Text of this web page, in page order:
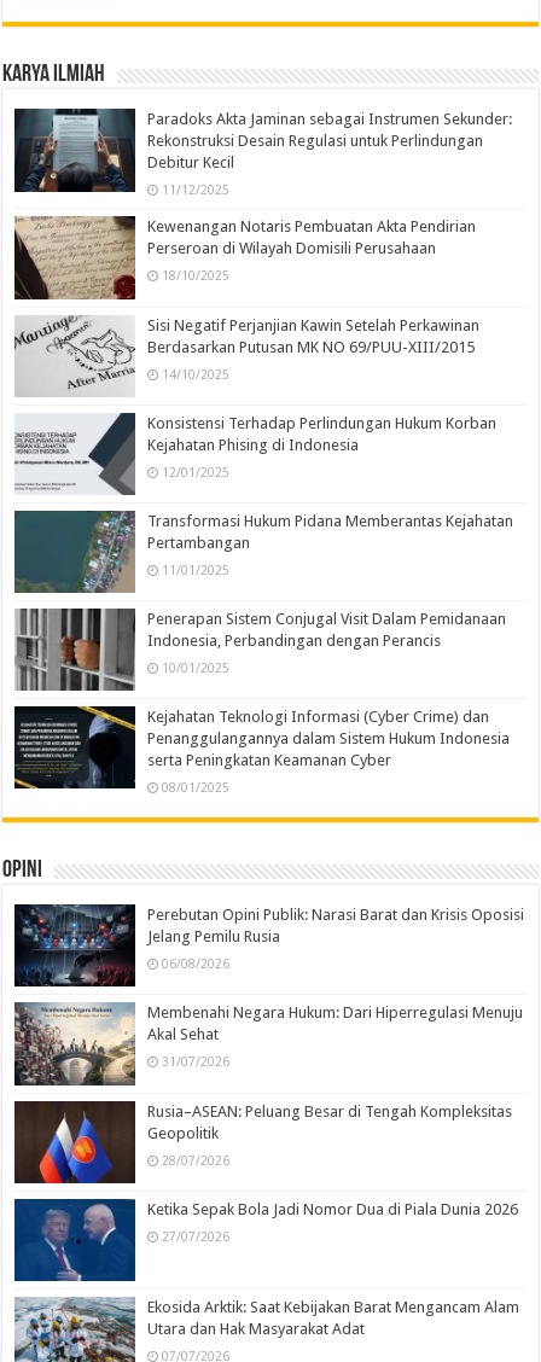
Karya Ilmiah
Paradoks Akta Jaminan sebagai Instrumen Sekunder:
Rekonstruksi Desain Regulasi untuk Perlindungan
Debitur Kecil
11/12/2025
Kewenangan Notaris Pembuatan Akta Pendirian
Perseroan di Wilayah Domisili Perusahaan
18/10/2025
Sisi Negatif Perjanjian Kawin Setelah Perkawinan
Berdasarkan Putusan MK NO 69/PUU-XIII/2015
14/10/2025
Konsistensi Terhadap Perlindungan Hukum Korban
Kejahatan Phising di Indonesia
12/01/2025
Transformasi Hukum Pidana Memberantas Kejahatan
Pertambangan
11/01/2025
Penerapan Sistem Conjugal Visit Dalam Pemidanaan
Indonesia, Perbandingan dengan Perancis
10/01/2025
Kejahatan Teknologi Informasi (Cyber Crime) dan
Penanggulangannya dalam Sistem Hukum Indonesia
serta Peningkatan Keamanan Cyber
08/01/2025
Opini
Perebutan Opini Publik: Narasi Barat dan Krisis Oposisi
Jelang Pemilu Rusia
06/08/2026
Membenahi Negara Hukum: Dari Hiperregulasi Menuju
Akal Sehat
31/07/2026
Rusia–ASEAN: Peluang Besar di Tengah Kompleksitas
Geopolitik
28/07/2026
Ketika Sepak Bola Jadi Nomor Dua di Piala Dunia 2026
27/07/2026
Ekosida Arktik: Saat Kebijakan Barat Mengancam Alam
Utara dan Hak Masyarakat Adat
07/07/2026